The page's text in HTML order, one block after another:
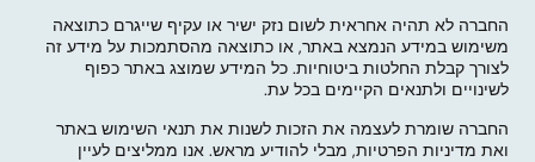
החברה לא תהיה אחראית לשום נזק ישיר או עקיף שייגרם כתוצאה
משימוש במידע הנמצא באתר, או כתוצאה מהסתמכות על מידע זה
לצורך קבלת החלטות ביטוחיות. כל המידע שמוצג באתר כפוף
לשינויים ולתנאים הקיימים בכל עת.
החברה שומרת לעצמה את הזכות לשנות את תנאי השימוש באתר
ואת מדיניות הפרטיות, מבלי להודיע מראש. אנו ממליצים לעיין